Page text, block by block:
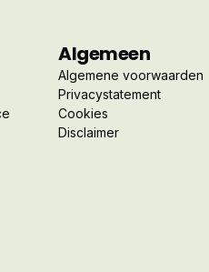
Algemeen
Algemene voorwaarden
Privacystatement
Cookies
Disclaimer